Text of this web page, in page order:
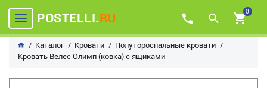
POSTELLI.RU 0
Каталог Кровати
Полутороспальные кровати
Кровать Велес Олимп (ковка) с ящиками